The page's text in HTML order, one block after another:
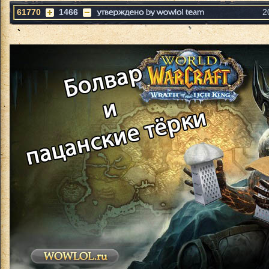
61770 1466